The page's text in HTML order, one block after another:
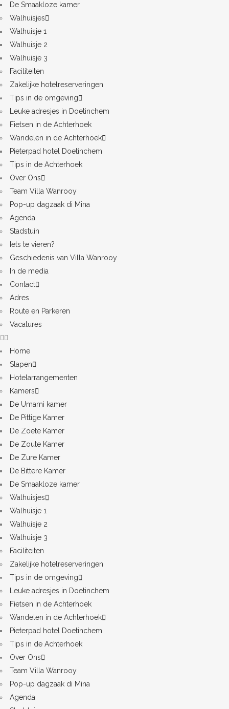
De Smaakloze kamer
Walhuisjes
Walhuisje 1
Walhuisje 2
Walhuisje 3
Faciliteiten
Zakelijke hotelreserveringen
Tips in de omgeving
Leuke adresjes in Doetinchem
Fietsen in de Achterhoek
Wandelen in de Achterhoek
Pieterpad hotel Doetinchem
Tips in de Achterhoek
Over Ons
Team Villa Wanrooy
Pop-up dagzaak di Mina
Agenda
Stadstuin
Iets te vieren?
Geschiedenis van Villa Wanrooy
In de media
Contact
Adres
Route en Parkeren
Vacatures
Home
Slapen
Hotelarrangementen
Kamers
De Umami kamer
De Pittige Kamer
De Zoete Kamer
De Zoute Kamer
De Zure Kamer
De Bittere Kamer
De Smaakloze kamer
Walhuisjes
Walhuisje 1
Walhuisje 2
Walhuisje 3
Faciliteiten
Zakelijke hotelreserveringen
Tips in de omgeving
Leuke adresjes in Doetinchem
Fietsen in de Achterhoek
Wandelen in de Achterhoek
Pieterpad hotel Doetinchem
Tips in de Achterhoek
Over Ons
Team Villa Wanrooy
Pop-up dagzaak di Mina
Agenda